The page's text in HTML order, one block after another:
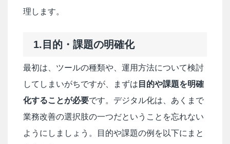
理します。
1.目的・課題の明確化
最初は、ツールの種類や、運用方法について検討
してしまいがちですが、まずは 目的や課題を明確
化することが必要です。デジタル化は、あくまで
業務改善の選択肢の一つだということを忘れない
ようにしましょう。目的や課題の例を以下にまと